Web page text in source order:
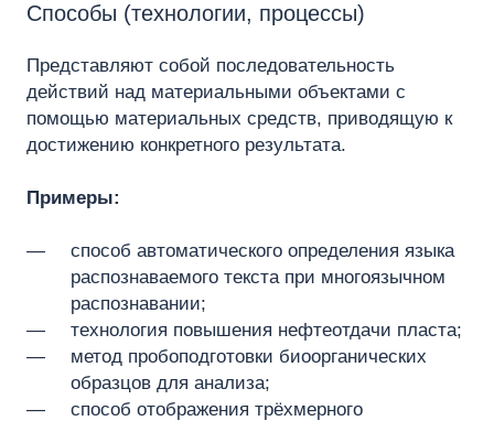
Способы (технологии, процессы)
Представляют собой последовательность
действий над материальными объектами с
помощью материальных средств, приводящую к
достижению конкретного результата.
Примеры:
способ автоматического определения языка
распознаваемого текста при многоязычном
распознавании;
технология повышения нефтеотдачи пласта;
метод пробоподготовки биоорганических
образцов для анализа;
способ отображения трёхмерного